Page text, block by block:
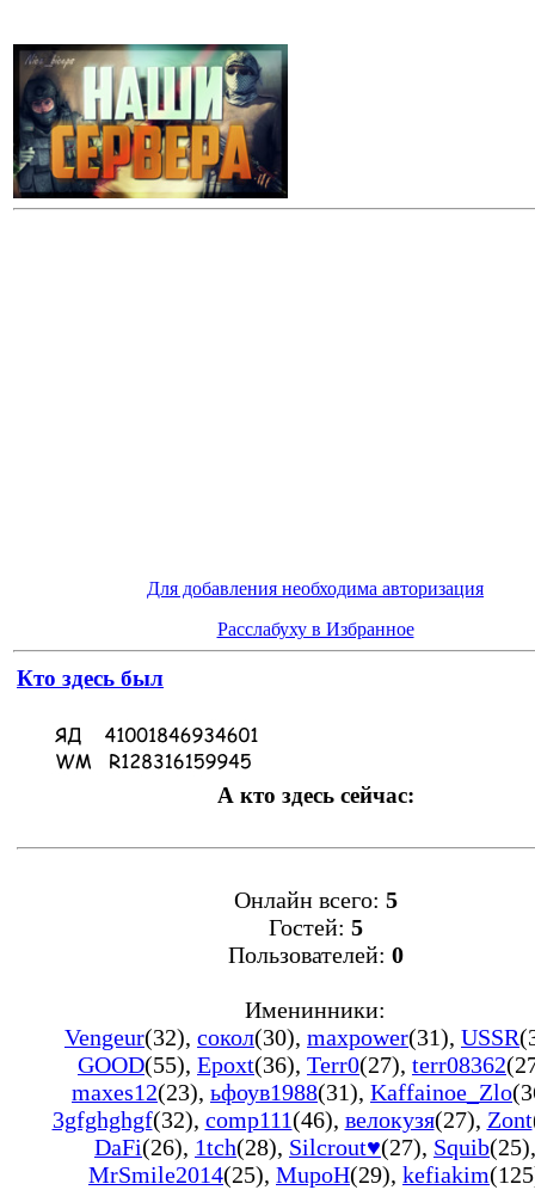
Для добавления необходима авторизация
Расслабуху в Избранное
Кто здесь был
А кто здесь сейчас:
Онлайн всего: 5
Гостей: 5
Пользователей: 0
Именинники:
Vengeur(32), сокол(30), maxpower(31), USSR
GOOD(55), Epoxt(36), Terr0(27), terr08362
maxes12(23), ьфоув1988(31), Kaffainoe_Zlo
3gfghghgf(32), comp111(46), велокузя(27), Zont
DaFi(26), 1tch(28), Silcrout♥(27), Squib(25),
MrSmile2014(25), MupoH(29), kefiakim